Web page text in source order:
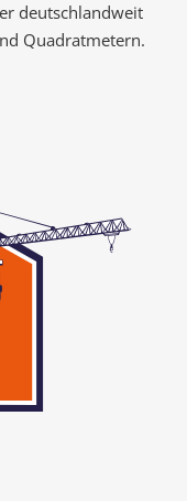
deutschlandweit
Quadratmetern.